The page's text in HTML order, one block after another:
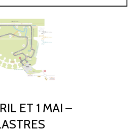
ET 1 MAI –